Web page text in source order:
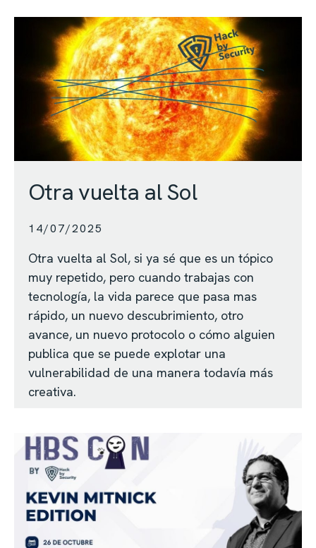
Otra vuelta al Sol
14/07/2025
Otra vuelta al Sol, si ya sé que es un tópico
muy repetido, pero cuando trabajas con
tecnología, la vida parece que pasa mas
rápido, un nuevo descubrimiento, otro
avance, un nuevo protocolo o cómo alguien
publica que se puede explotar una
vulnerabilidad de una manera todavía más
creativa.